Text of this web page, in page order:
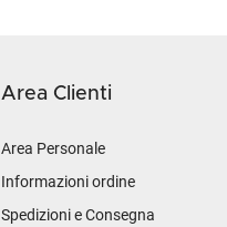
Area Clienti
Area Personale
Informazioni ordine
Spedizioni e Consegna